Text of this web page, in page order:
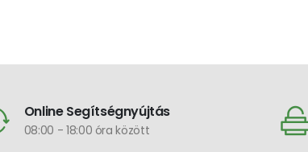
Online Segítségnyújtás
08:00 - 18:00 óra között